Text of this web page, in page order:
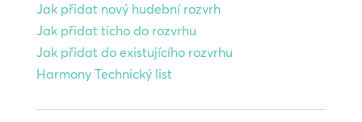
Jak přidat nový hudební rozvrh
Jak přidat ticho do rozvrhu
Jak přidat do existujícího rozvrhu
Harmony Technický list